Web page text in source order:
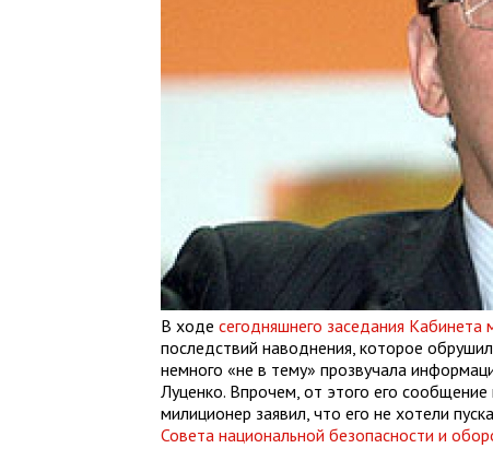
В ходе сегодняшнего заседания Кабинета
последствий наводнения, которое
немного «не в тему» прозвучала
Луценко. Впрочем, от этого его
милиционер заявил, что его не хотели
Совета национальной безопасности и